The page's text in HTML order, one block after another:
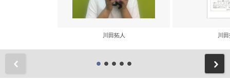
川田拓人 川